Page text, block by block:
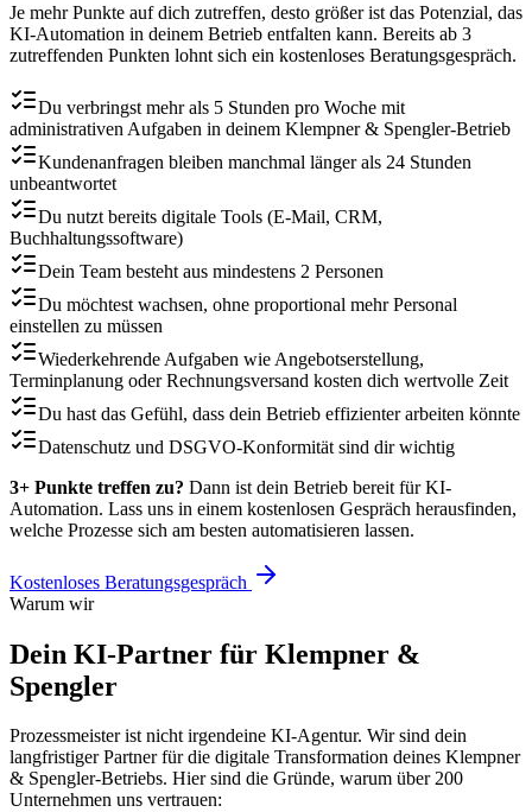
Je mehr Punkte auf dich zutreffen, desto größer ist das Potenzial, das
KI-Automation in deinem Betrieb entfalten kann. Bereits ab 3
zutreffenden Punkten lohnt sich ein kostenloses Beratungsgespräch.
Du verbringst mehr als 5 Stunden pro Woche mit
administrativen Aufgaben in deinem Klempner & Spengler-Betrieb
Kundenanfragen bleiben manchmal länger als 24 Stunden
unbeantwortet
Du nutzt bereits digitale Tools (E-Mail, CRM,
Buchhaltungssoftware)
Dein Team besteht aus mindestens 2 Personen
Du möchtest wachsen, ohne proportional mehr Personal
einstellen zu müssen
Wiederkehrende Aufgaben wie Angebotserstellung,
Terminplanung oder Rechnungsversand kosten dich wertvolle Zeit
Du hast das Gefühl, dass dein Betrieb effizienter arbeiten könnte
Datenschutz und DSGVO-Konformität sind dir wichtig
3+ Punkte treffen zu? Dann ist dein Betrieb bereit für KI-
Automation. Lass uns in einem kostenlosen Gespräch herausfinden,
welche Prozesse sich am besten automatisieren lassen.
Kostenloses Beratungsgespräch
Warum wir
Dein KI-Partner für Klempner &
Spengler
Prozessmeister ist nicht irgendeine KI-Agentur. Wir sind dein
langfristiger Partner für die digitale Transformation deines Klempner
& Spengler-Betriebs. Hier sind die Gründe, warum über 200
Unternehmen uns vertrauen: